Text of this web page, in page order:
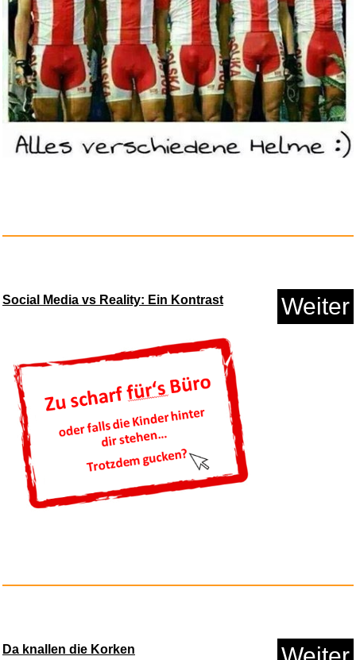
Galakto Audio-Token: Paw
Patro...
Anzeige
The Ultimate Analogue Test Lp ...
Anzeige
Social Media vs Reality: Ein Kontrast Weiter
Da knallen die Korken